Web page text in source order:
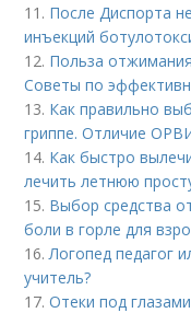
11. После Диспорта
инъекций
12. Польза
Советы по
13. Как правильно
гриппе. Отличие
14. Как быстро
лечить летнюю
15. Выбор средства
боли в горле для
16. Логопед педагог
учитель?
17.Отеки под